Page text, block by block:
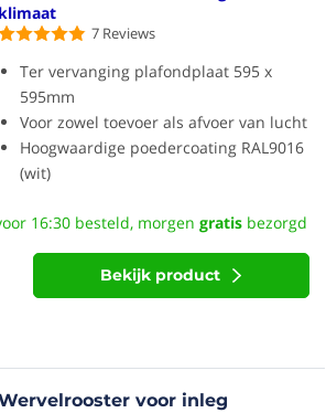
klimaat
7 Reviews
Ter vervanging plafondplaat 595 x
595mm
Voor zowel toevoer als afvoer van lucht
Hoogwaardige poedercoating RAL9016
(wit)
16:30 besteld, morgen gratis bezorgd
Bekijk product
voor inleg